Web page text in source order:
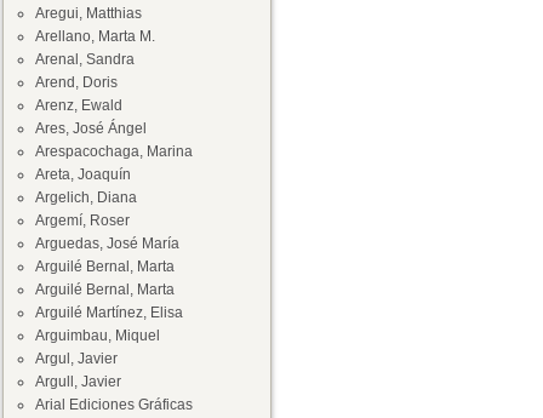
Aregui, Matthias
Arellano, Marta M.
Arenal, Sandra
Arend, Doris
Arenz, Ewald
Ares, José Ángel
Arespacochaga, Marina
Areta, Joaquín
Argelich, Diana
Argemí, Roser
Arguedas, José María
Arguilé Bernal, Marta
Arguilé Bernal, Marta
Arguilé Martínez, Elisa
Arguimbau, Miquel
Argul, Javier
Argull, Javier
Arial Ediciones Gráficas